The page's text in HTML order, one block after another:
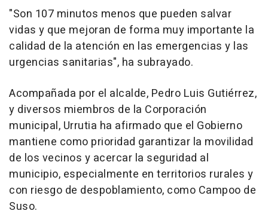
"Son 107 minutos menos que pueden salvar
vidas y que mejoran de forma muy importante la
calidad de la atención en las emergencias y las
urgencias sanitarias", ha subrayado.
Acompañada por el alcalde, Pedro Luis Gutiérrez,
y diversos miembros de la Corporación
municipal, Urrutia ha afirmado que el Gobierno
mantiene como prioridad garantizar la movilidad
de los vecinos y acercar la seguridad al
municipio, especialmente en territorios rurales y
con riesgo de despoblamiento, como Campoo de
Suso.